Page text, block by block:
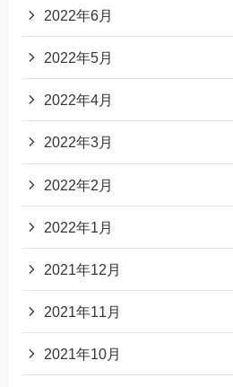
2022年6月
2022年5月
2022年4月
2022年3月
2022年2月
2022年1月
2021年12月
2021年11月
2021年10月